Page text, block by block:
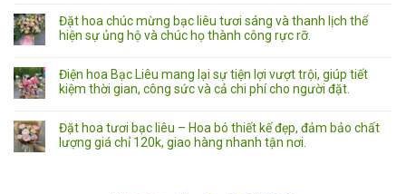
Đặt hoa chúc mừng bạc liêu tươi sáng và thanh lịch thể
hiện sự ủng hộ và chúc họ thành công rực rỡ.
Điện hoa Bạc Liêu mang lại sự tiện lợi vượt trội, giúp tiết
kiệm thời gian, công sức và cả chi phí cho người đặt.
Đặt hoa tươi bạc liêu – Hoa bó thiết kế đẹp, đảm bảo chất
lượng giá chỉ 120k, giao hàng nhanh tận nơi.